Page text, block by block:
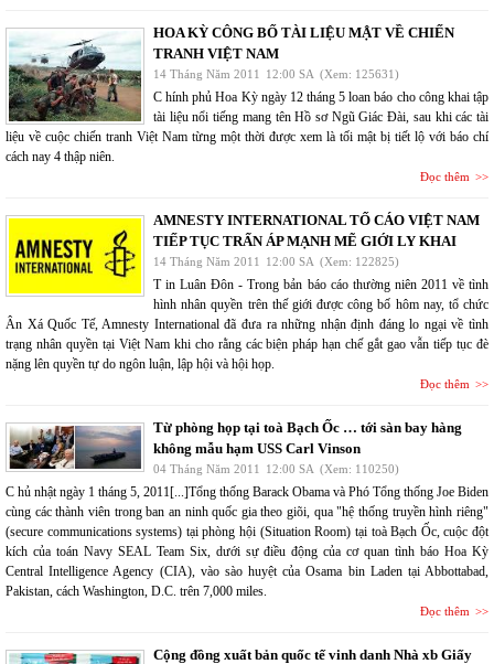
HOA KỲ CÔNG BỐ TÀI LIỆU MẬT VỀ CHIẾN
TRANH VIỆT NAM
14 Tháng Năm 2011 12:00 SA (Xem: 125631)
C hính phủ Hoa Kỳ ngày 12 tháng 5 loan báo cho công khai tập
tài liệu nổi tiếng mang tên Hồ sơ Ngũ Giác Đài, sau khi các tài
liệu về cuộc chiến tranh Việt Nam từng một thời được xem là tối mật bị tiết lộ với báo chí
cách nay 4 thập niên.
Đọc thêm
AMNESTY INTERNATIONAL TỐ CÁO VIỆT NAM
TIẾP TỤC TRẤN ÁP MẠNH MẼ GIỚI LY KHAI
14 Tháng Năm 2011 12:00 SA (Xem: 122825)
T in Luân Đôn - Trong bản báo cáo thường niên 2011 về tình
hình nhân quyền trên thế giới được công bố hôm nay, tổ chức
Ân Xá Quốc Tế, Amnesty International đã đưa ra những nhận định đáng lo ngại về tình
trạng nhân quyền tại Việt Nam khi cho rằng các biện pháp hạn chế gắt gao vẫn tiếp tục đè
nặng lên quyền tự do ngôn luận, lập hội và hội họp.
Đọc thêm
Từ phòng họp tại toà Bạch Ốc … tới sàn bay hàng
không mẫu hạm USS Carl Vinson
04 Tháng Năm 2011 12:00 SA (Xem: 110250)
C hủ nhật ngày 1 tháng 5, 2011[...]Tổng thống Barack Obama và Phó Tổng thống Joe Biden
cùng các thành viên trong ban an ninh quốc gia theo giõi, qua "hệ thống truyền hình riêng"
(secure communications systems) tại phòng hội (Situation Room) tại toà Bạch Ốc, cuộc đột
kích của toán Navy SEAL Team Six, dưới sự điều động của cơ quan tình báo Hoa Kỳ
Central Intelligence Agency (CIA), vào sào huyệt của Osama bin Laden tại Abbottabad,
Pakistan, cách Washington, D.C. trên 7,000 miles.
Đọc thêm
Cộng đồng xuất bản quốc tế vinh danh Nhà xb Giấy